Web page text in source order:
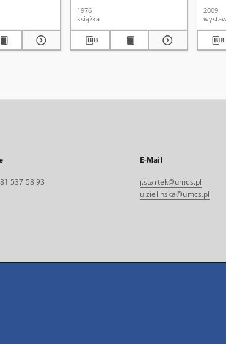
1976
książka
2009
537 58 93
E-Mail
j.startek@umcs.pl
u.zielinska@umcs.pl